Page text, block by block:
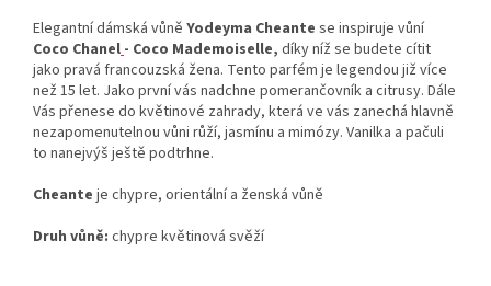
Elegantní dámská vůně Yodeyma Cheante se inspiruje vůní
Coco Chanel - Coco Mademoiselle, díky níž se budete cítit
jako pravá francouzská žena. Tento parfém je legendou již více
než 15 let. Jako první vás nadchne pomerančovník a citrusy. Dále
Vás přenese do květinové zahrady, která ve vás zanechá hlavně
nezapomenutelnou vůni růží, jasmínu a mimózy. Vanilka a pačuli
to nanejvýš ještě podtrhne.
Cheante je chypre, orientální a ženská vůně
Druh vůně: chypre květinová svěží